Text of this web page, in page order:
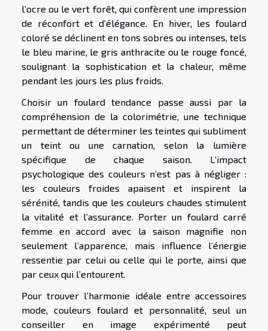
l’ocre ou le vert forêt, qui confèrent une impression
de réconfort et d’élégance. En hiver, les foulard
coloré se déclinent en tons sobres ou intenses, tels
le bleu marine, le gris anthracite ou le rouge foncé,
soulignant la sophistication et la chaleur, même
pendant les jours les plus froids.
Choisir un foulard tendance passe aussi par la
compréhension de la colorimétrie, une technique
permettant de déterminer les teintes qui subliment
un teint ou une carnation, selon la lumière
spécifique de chaque saison. L’impact
psychologique des couleurs n’est pas à négliger :
les couleurs froides apaisent et inspirent la
sérénité, tandis que les couleurs chaudes stimulent
la vitalité et l’assurance. Porter un foulard carré
femme en accord avec la saison magnifie non
seulement l’apparence, mais influence l’énergie
ressentie par celui ou celle qui le porte, ainsi que
par ceux qui l’entourent.
Pour trouver l’harmonie idéale entre accessoires
mode, couleurs foulard et personnalité, seul un
conseiller en image expérimenté peut